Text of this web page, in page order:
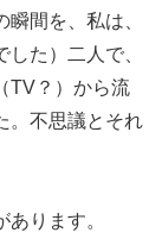
間を、私は、
た）二人で、
TV？）から流
。不思議とそれ
ります。